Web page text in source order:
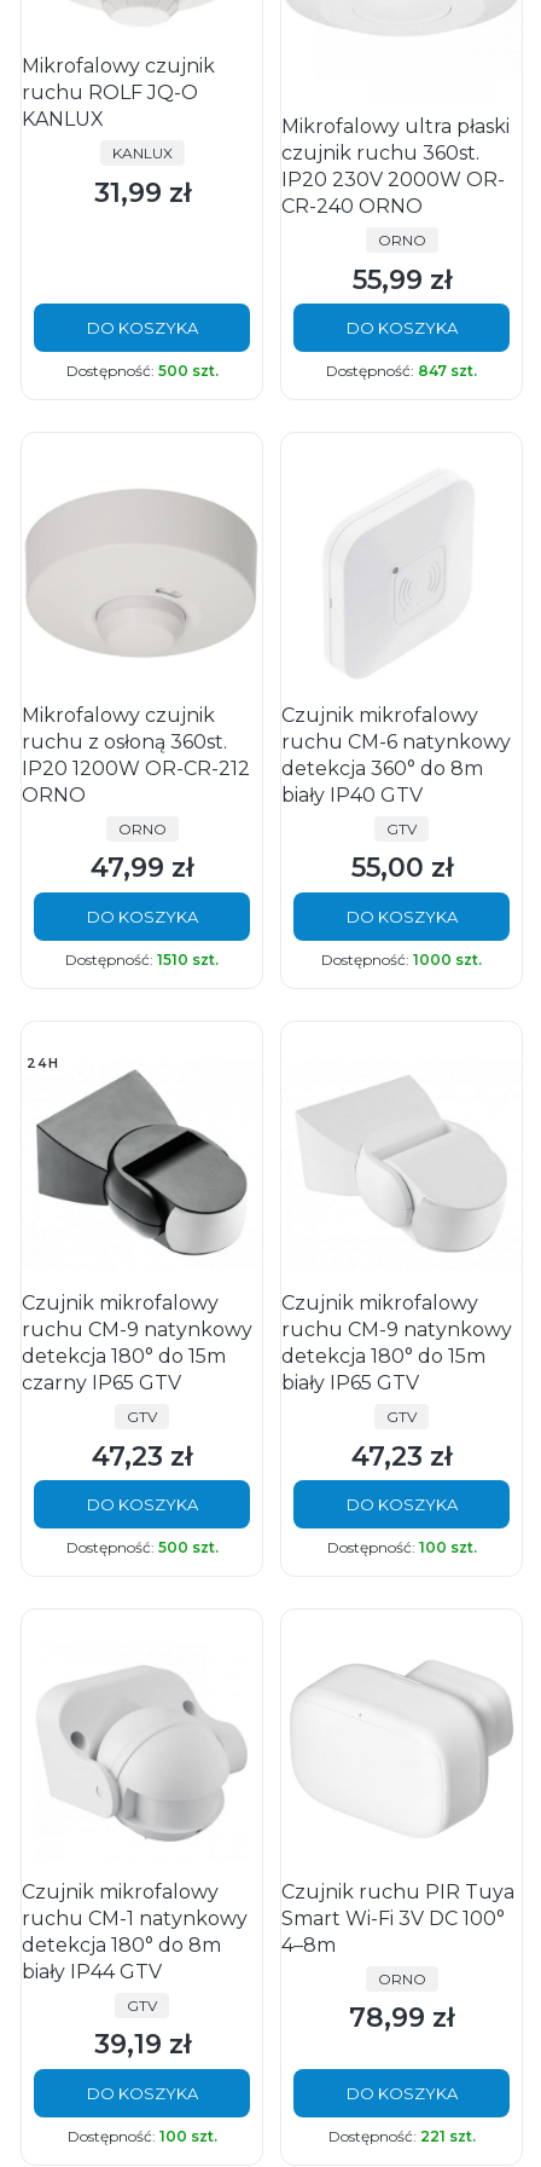
Mikrofalowy czujnik
ruchu ROLF JQ-O
KANLUX
PRODUCENT
KANLUX
Cena
31,99 zł
DO KOSZYKA
Dostępność: 500 szt.
Mikrofalowy ultra płaski
czujnik ruchu 360st.
IP20 230V 2000W OR-
CR-240 ORNO
PRODUCENT
ORNO
Cena
55,99 zł
DO KOSZYKA
Dostępność: 847 szt.
Mikrofalowy czujnik
ruchu z osłoną 360st.
IP20 1200W OR-CR-212
ORNO
PRODUCENT
ORNO
Cena
47,99 zł
DO KOSZYKA
Dostępność: 1510 szt.
Czujnik mikrofalowy
ruchu CM-6 natynkowy
detekcja 360° do 8m
biały IP40 GTV
PRODUCENT
GTV
Cena
55,00 zł
DO KOSZYKA
Dostępność: 1000 szt.
24H
Czujnik mikrofalowy
ruchu CM-9 natynkowy
detekcja 180° do 15m
czarny IP65 GTV
PRODUCENT
GTV
Cena
47,23 zł
DO KOSZYKA
Dostępność: 500 szt.
Czujnik mikrofalowy
ruchu CM-9 natynkowy
detekcja 180° do 15m
biały IP65 GTV
PRODUCENT
GTV
Cena
47,23 zł
DO KOSZYKA
Dostępność: 100 szt.
Czujnik mikrofalowy
ruchu CM-1 natynkowy
detekcja 180° do 8m
biały IP44 GTV
PRODUCENT
GTV
Cena
39,19 zł
DO KOSZYKA
Dostępność: 100 szt.
Czujnik ruchu PIR Tuya
Smart Wi-Fi 3V DC 100°
4–8m
PRODUCENT
ORNO
Cena
78,99 zł
DO KOSZYKA
Dostępność: 221 szt.